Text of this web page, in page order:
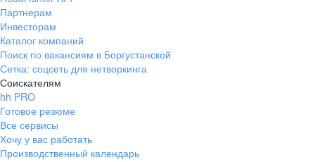
Партнерам
Инвесторам
Каталог компаний
Поиск по вакансиям в Боргустанской
Сетка: соцсеть для нетворкинга
Соискателям
hh PRO
Готовое резюме
Все сервисы
Хочу у вас работать
Производственный календарь